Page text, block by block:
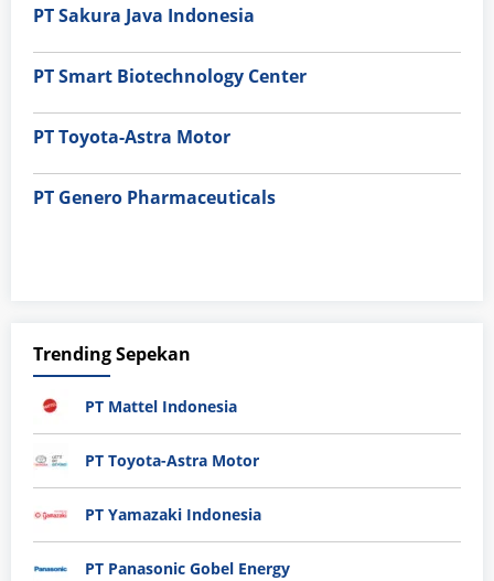
PT Sakura Java Indonesia
PT Smart Biotechnology Center
PT Toyota-Astra Motor
PT Genero Pharmaceuticals
Trending Sepekan
PT Mattel Indonesia
PT Toyota-Astra Motor
PT Yamazaki Indonesia
PT Panasonic Gobel Energy